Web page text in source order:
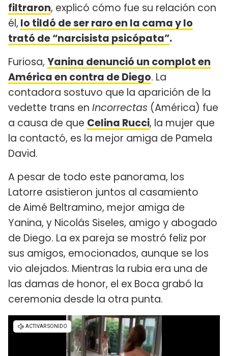
filtraron, explicó cómo fue su relación con
él, lo tildó de ser raro en la cama y lo
trató de “narcisista psicópata”.
Furiosa, Yanina denunció un complot en
América en contra de Diego. La
contadora sostuvo que la aparición de la
vedette trans en Incorrectas (América) fue
a causa de que Celina Rucci, la mujer que
la contactó, es la mejor amiga de Pamela
David.
A pesar de todo este panorama, los
Latorre asistieron juntos al casamiento
deAimé Beltramino, mejor amiga de
Yanina, y Nicolás Siseles, amigo y abogado
de Diego. La ex pareja se mostró feliz por
sus amigos, emocionados, aunque se los
vio alejados. Mientras la rubia era una de
las damas de honor, el ex Boca grabó la
ceremonia desde la otra punta.